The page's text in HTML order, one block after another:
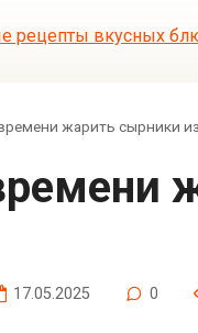
жарить сырники
17.05.2025 0